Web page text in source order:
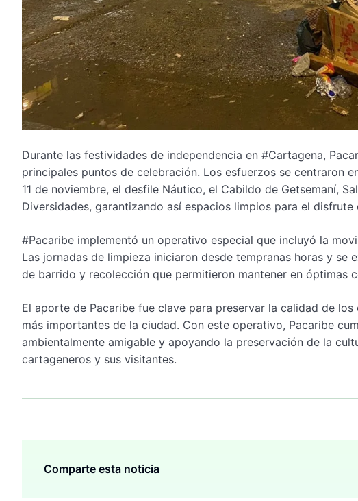
Durante las festividades de independencia en #Cartagena,
principales puntos de celebración. Los esfuerzos se centraron
11 de noviembre, el desfile Náutico, el Cabildo de Getsemaní,
Diversidades, garantizando así espacios limpios para el disfrute
#Pacaribe implementó un operativo especial que incluyó la
Las jornadas de limpieza iniciaron desde tempranas horas y se
de barrido y recolección que permitieron mantener en óptimas
El aporte de Pacaribe fue clave para preservar la calidad de
más importantes de la ciudad. Con este operativo, Pacaribe
ambientalmente amigable y apoyando la preservación de la
cartageneros y sus visitantes.
Comparte esta noticia